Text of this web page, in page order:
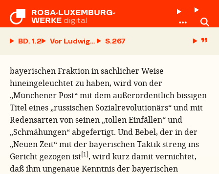
ROSA-LUXEMBURG-
WERKE digital
BD. 1.2 Vor Ludwigshafen
S.
bayerischen Fraktion in sachlicher Weise
hineingeleuchtet zu haben, wird von der
„Münchener Post“ mit dem außerordentlich bissigen
Titel eines „russischen Sozialrevolutionärs“ und mit
Redensarten von seinen „tollen Einfällen“ und
„Schmähungen“ abgefertigt. Und Bebel, der in der
„Neuen Zeit“ mit der bayerischen Taktik streng ins
Gericht gezogen ist[1], wird kurz damit vernichtet,
daß ihm ungenaue Kenntnis der bayerischen